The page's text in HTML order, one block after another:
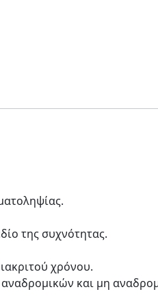
της συχνότητας.
χρόνου.
και μη